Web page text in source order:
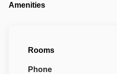
Amenities
Rooms
Phone